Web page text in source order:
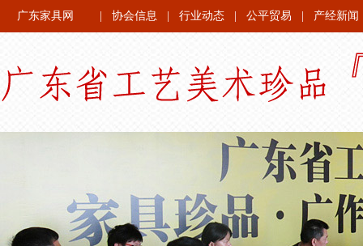
广东家具网 协会信息 行业动态 公平贸易 产经新